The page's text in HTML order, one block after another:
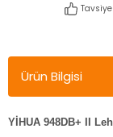
Tavsiye
Ürün Bilgisi
YİHUA 948DB+ II